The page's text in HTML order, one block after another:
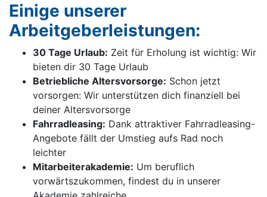
Einige unserer
Arbeitgeberleistungen:
30 Tage Urlaub: Zeit für Erholung ist wichtig: Wir
bieten dir 30 Tage Urlaub
Betriebliche Altersvorsorge: Schon jetzt
vorsorgen: Wir unterstützen dich finanziell bei
deiner Altersvorsorge
Fahrradleasing: Dank attraktiver Fahrradleasing-
Angebote fällt der Umstieg aufs Rad noch
leichter
Mitarbeiterakademie: Um beruflich
vorwärtszukommen, findest du in unserer